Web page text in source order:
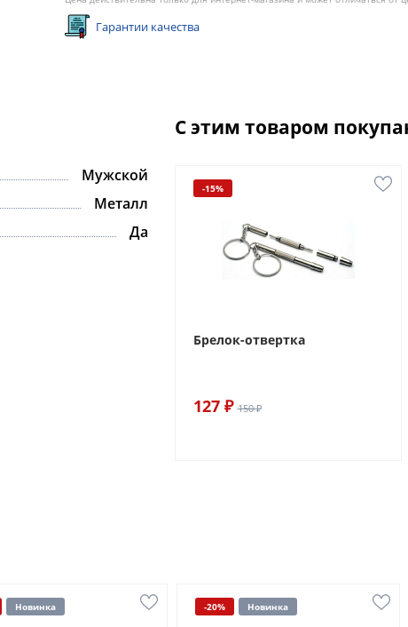
Гарантии качества
Мужской
Металл
Да
С этим товаром
-15%
Брелок-отвертка
127 ₽ 150 ₽
Новинка -20% Новинка